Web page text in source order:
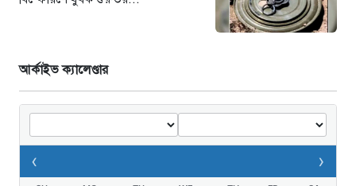
আর্কাইভ ক্যালেণ্ডার
‹ ›